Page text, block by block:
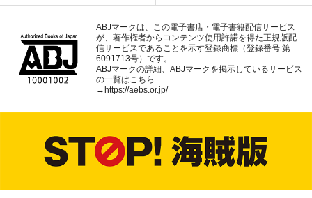
ABJマークは、この電子書店・電子書籍配信サービス
が、著作権者からコンテンツ使用許諾を得た正規版配
信サービスであることを示す登録商標（登録番号 第
6091713号）です。
ABJマークの詳細、ABJマークを掲示しているサービス
の一覧はこちら
→https://aebs.or.jp/